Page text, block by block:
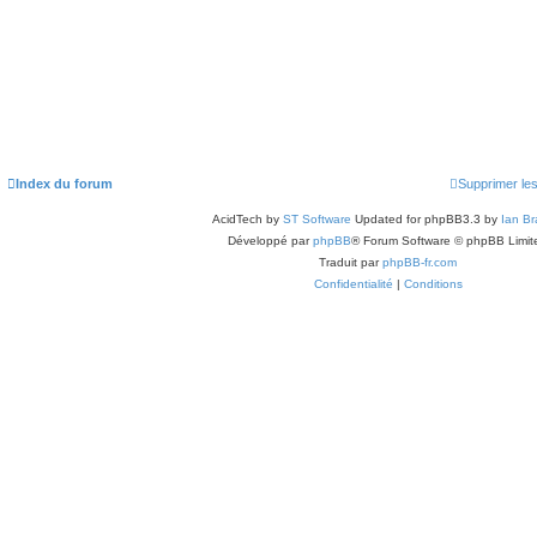
Index du forum Supprimer
AcidTech by ST Software Updated for phpBB3.3 by Ian
Développé parphpBB® Forum Software © phpBB
Traduit parphpBB-fr.com
Confidentialité | Conditions